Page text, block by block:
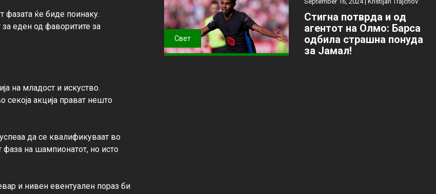
фазата ќе биде поинаку.
за еден од фаворитите за
на младост и искуство.
секоја акција прават нешто
да се квалификуваат во
фаза на шампионатот, но исто
и нивен евентуален пораз би
Свет
Стигна потврда и од
агентот на Олмо: Барса
одбила страшна понуда
за Јамал!